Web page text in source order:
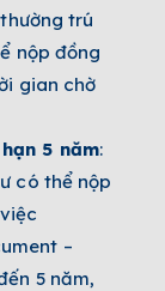
trú
nộp đồng
gian chờ
5 năm:
có thể nộp
–
5 năm,